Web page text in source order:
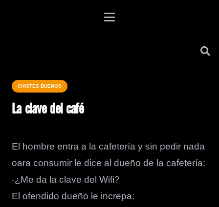
CHISTES BUENOS
La clave del café
El hombre entra a la cafetería y sin pedir nada
oara consumir le dice al dueño de la cafetería:
-¿Me da la clave del Wifi?
El ofendido dueño le increpa: